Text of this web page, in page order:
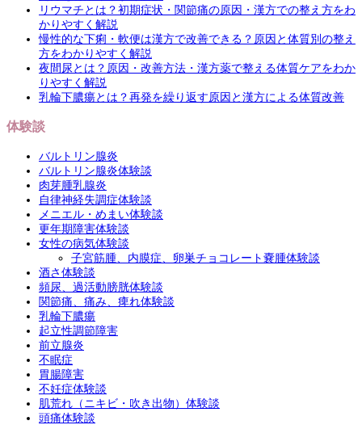
リウマチとは？初期症状・関節痛の原因・漢方での整え方をわ
かりやすく解説
慢性的な下痢・軟便は漢方で改善できる？原因と体質別の整え
方をわかりやすく解説
夜間尿とは？原因・改善方法・漢方薬で整える体質ケアをわか
りやすく解説
乳輪下膿瘍とは？再発を繰り返す原因と漢方による体質改善
体験談
バルトリン腺炎
バルトリン腺炎体験談
肉芽腫乳腺炎
自律神経失調症体験談
メニエル・めまい体験談
更年期障害体験談
女性の病気体験談
子宮筋腫、内膜症、卵巣チョコレート嚢腫体験談
酒さ体験談
頻尿、過活動膀胱体験談
関節痛、痛み、痺れ体験談
乳輪下膿瘍
起立性調節障害
前立腺炎
不眠症
胃腸障害
不妊症体験談
肌荒れ（ニキビ・吹き出物）体験談
頭痛体験談